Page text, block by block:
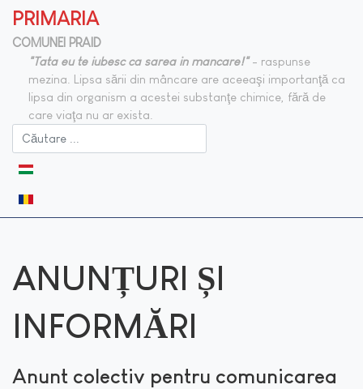
PRIMARIA
COMUNEI PRAID
"Tata eu te iubesc ca sarea in mancare!"- raspunse
mezina. Lipsa sării din mâncare are aceeaşi importanţă ca
lipsa din organism a acestei substanţe chimice, fără de
care viaţa nu ar exista.
ANUNȚURI ȘI
INFORMĂRI
Anunt colectiv pentru comunicarea